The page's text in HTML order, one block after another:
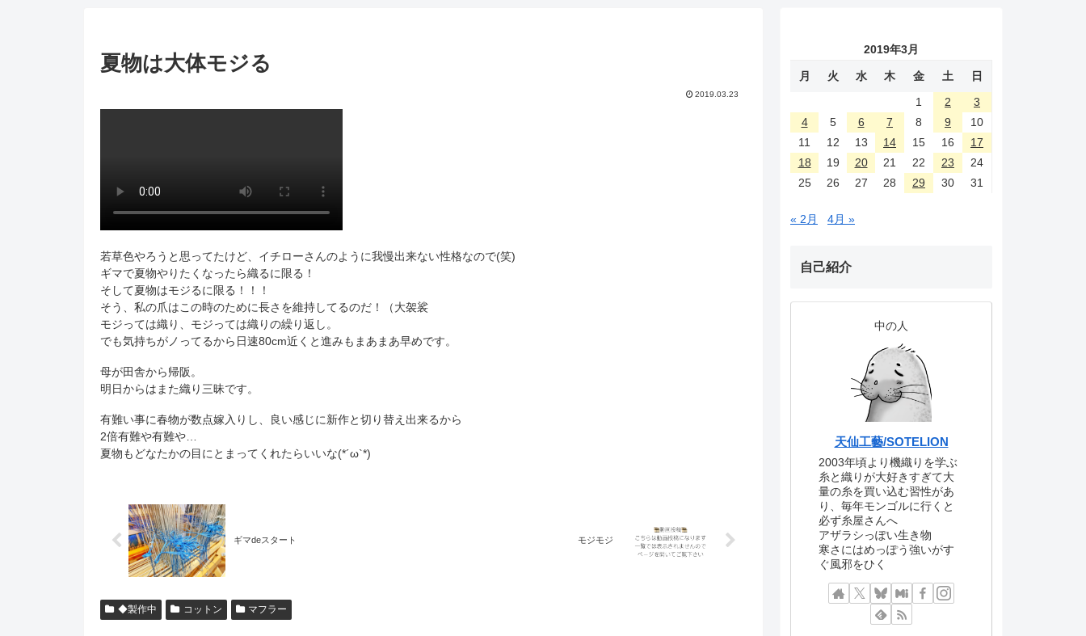
夏物は大体モジる
2019.03.23
若草色やろうと思ってたけど、イチローさんのように我慢出来ない性格なので(笑)
ギマで夏物やりたくなったら織るに限る！
そして夏物はモジるに限る！！！
そう、私の爪はこの時のために長さを維持してるのだ！（大袈裟
モジっては織り、モジっては織りの繰り返し。
でも気持ちがノってるから日速80cm近くと進みもまあまあ早めです。
母が田舎から帰阪。
明日からはまた織り三昧です。
有難い事に春物が数点嫁入りし、良い感じに新作と切り替え出来るから
2倍有難や有難や…
夏物もどなたかの目にとまってくれたらいいな(*´ω`*)
ギマdeスタート モジモジ
◆製作中 コットン マフラー
2019年3月
月 火 水 木 金 土
日
1
2
3
4
5 6 7 8 9
10
11
12 13 14 15 16
17
18
19 20 21 22 23
24
25
26 27 28 29 30 31
« 2月 4月 »
自己紹介
中の人
天仙工藝/SOTELION
2003年頃より機織りを学ぶ
糸と織りが大好きすぎて大
量の糸を買い込む習性があ
り、毎年モンゴルに行くと
必ず糸屋さんへ
アザラシっぽい生き物
寒さにはめっぽう強いがす
ぐ風邪をひく